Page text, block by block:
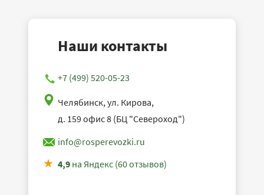
Наши контакты
+7 (499) 520-05-23
Челябинск, ул. Кирова,
д. 159 офис 8 (БЦ "Североход")
info@rosperevozki.ru
4,9 на Яндекс (60 отзывов)